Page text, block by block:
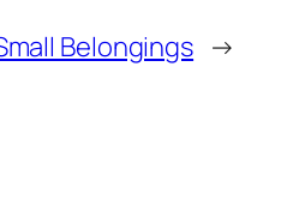
Belongings →